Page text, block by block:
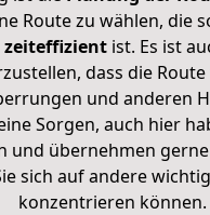
Route zu wählen, die
zeiteffizientist. Es ist
dass die
und anderen
Sorgen, auch hier
und übernehmen
sich auf andere
konzentrieren können.